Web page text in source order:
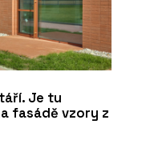
Je tu
fasádě vzory z